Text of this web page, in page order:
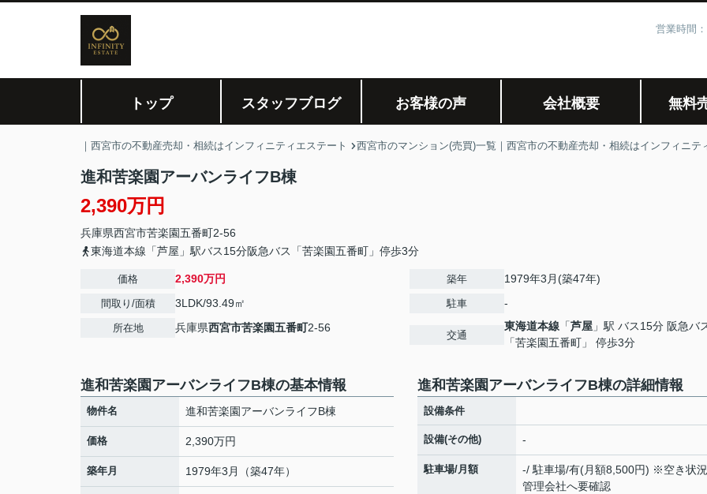
営業時間
トップ スタッフブログ お客様の声 会社概要 無料
｜西宮市の不動産売却・相続はインフィニティエステート 西宮市のマンション(売買)一覧｜西宮市の不動産売却・相続はインフィニテ
進和苦楽園アーバンライフB棟
2,390万円
兵庫県西宮市苦楽園五番町2-56
東海道本線「芦屋」駅バス15分阪急バス「苦楽園五番町」停歩3分
価格 2,390万円
間取り/面積 3LDK/93.49㎡
所在地 兵庫県西宮市苦楽園五番町2-56
築年 1979年3月(築47年)
駐車 -
交通
東海道本線 「芦屋 」駅 バス15分 阪急バ
「苦楽園五番町」 停歩3分
進和苦楽園アーバンライフB棟の基本情報
物件名 進和苦楽園アーバンライフB棟
価格 2,390万円
築年月 1979年3月（築47年）
進和苦楽園アーバンライフB棟の詳細情報
設備条件
設備(その他) -
駐車場/月額
-/ 駐車場/有(月額8,500円) ※空き状
管理会社へ要確認